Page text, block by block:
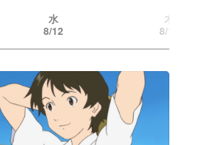
水
8/12
木
8/13